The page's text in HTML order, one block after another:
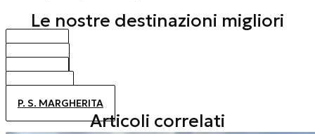
Le nostre destinazioni migliori
BIBIONE
CAORLE
JESOLO
ALTANEA
P. S. MARGHERITA
Articoli correlati